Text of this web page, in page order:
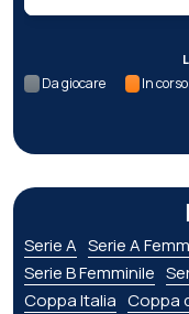
Da giocare In corso
Serie A Serie A
Serie B Femminile
Coppa Italia Coppa